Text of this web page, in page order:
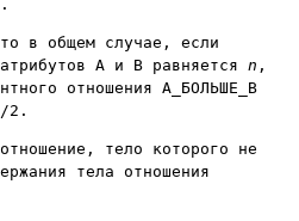
в общем случае, если
A и B равняется n ,
отношения A_БОЛЬШЕ_B
/2 .
тело которого не
тела отношения